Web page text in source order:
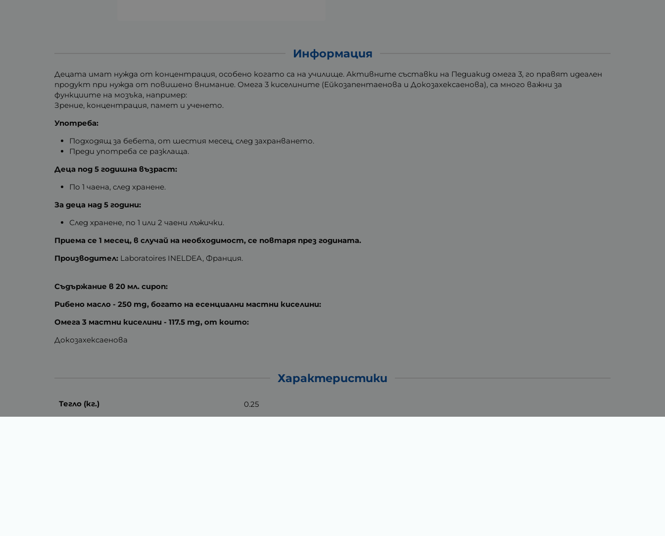
Информация
Децата имат нужда от концентрация, особено когато са на училище. Активните съставки на Педиакид омега 3, го правят идеален
продукт при нужда от повишено внимание. Омега 3 киселините (Ейкозапентаенова и Докозахексаенова), са много важни за
функциите на мозъка, например:
Зрение, концентрация, памет и ученето.
Употреба:
Подходящ за бебета, от шестия месец, след захранването.
Преди употреба се разклаща.
Деца под 5 годишна възраст:
По 1 чаена, след хранене.
За деца над 5 години:
След хранене, по 1 или 2 чаени лъжички.
Приема се 1 месец, в случай на необходимост, се повтаря през годината.
Производител: Laboratoires INELDEA, Франция.
Съдържание в 20 мл. сироп:
Рибено масло - 250 mg, богато на есенциални мастни киселини:
Омега 3 мастни киселини - 117.5 mg, от които:
Докозахексаенова
Характеристики
Тегло (кг.) 0.25